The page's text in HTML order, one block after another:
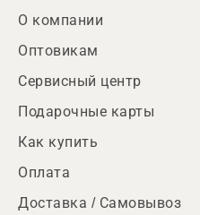
О компании
Оптовикам
Сервисный центр
Подарочные карты
Как купить
Оплата
Доставка / Самовывоз